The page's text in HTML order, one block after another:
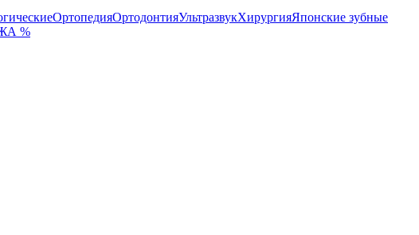
ОртопедияОртодонтияУльтразвукХирургияЯпонские зубные
%